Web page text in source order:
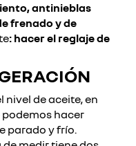
antinieblas
frenado y de
: hacer el reglaje de
nivel de aceite, en
podemos hacer
parado y frío.